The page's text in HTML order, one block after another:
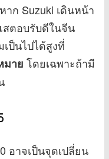
ก Suzuki เดินหน้า
สตอบรับดีในจีน
ป็นไปได้สูงที่
มาย โดยเฉพาะถ้ามี
อาจเป็นจุดเปลี่ยน